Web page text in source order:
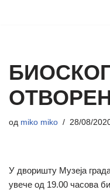
од miko miko 28/08/
У дворишту Музеја
увече од 19.00 часова